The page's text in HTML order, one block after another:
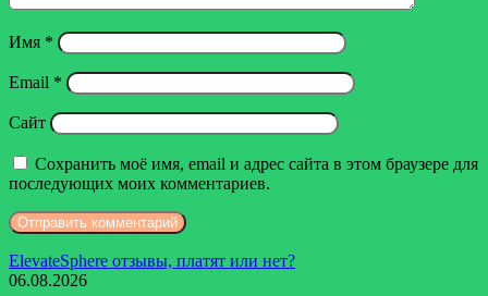
Имя *
Email *
Сайт
Сохранить моё имя, email и адрес сайта в этом браузере для
последующих моих комментариев.
ElevateSphere отзывы, платят или нет?
06.08.2026